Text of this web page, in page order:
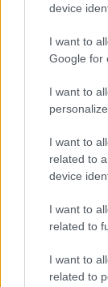
device
I want to
Google for
I want to
I want to
related to
device
I want to
related to
I want to
related to